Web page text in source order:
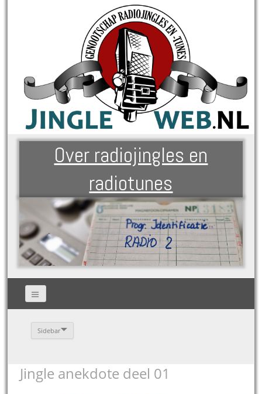
Over radiojingles en
radiotunes
Sidebar
Jingle anekdote deel 01